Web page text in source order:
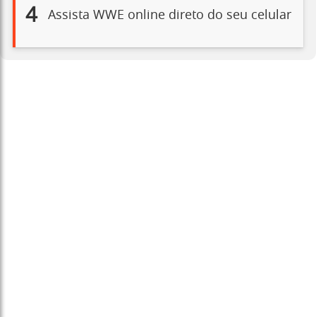
4 Assista WWE online direto do seu celular